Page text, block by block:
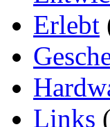
Erlebt
Links